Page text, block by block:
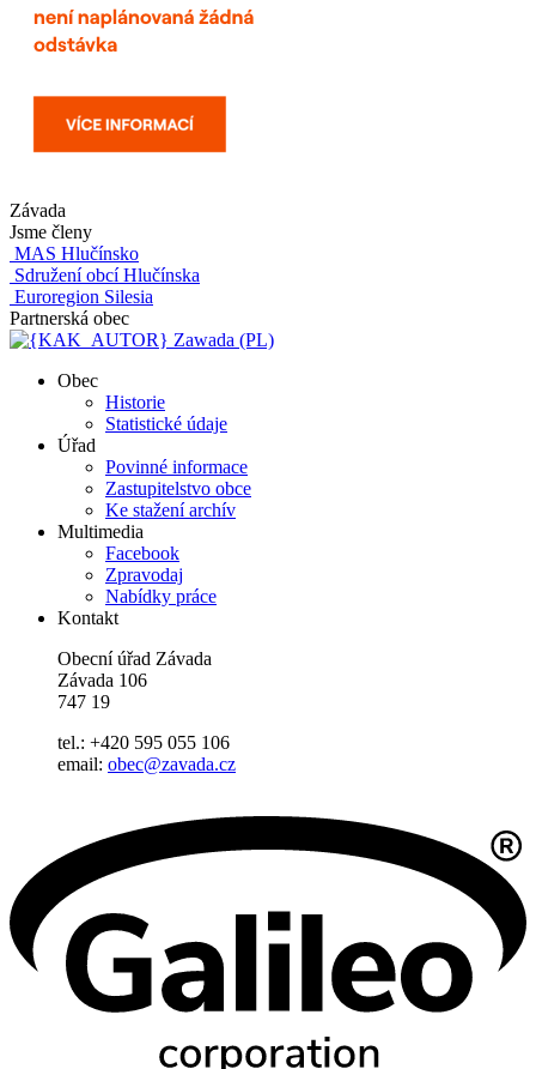
Závada
Jsme členy
MAS Hlučínsko
Sdružení obcí Hlučínska
Euroregion Silesia
Partnerská obec
Zawada (PL)
Obec
Historie
Statistické údaje
Úřad
Povinné informace
Zastupitelstvo obce
Ke stažení archív
Multimedia
Facebook
Zpravodaj
Nabídky práce
Kontakt
Obecní úřad Závada
Závada 106
747 19
tel.: +420 595 055 106
email: obec@zavada.cz